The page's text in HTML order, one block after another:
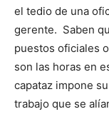
el tedio de una
gerente. Saben
puestos oficiales
son las horas en
capataz impone
trabajo que se